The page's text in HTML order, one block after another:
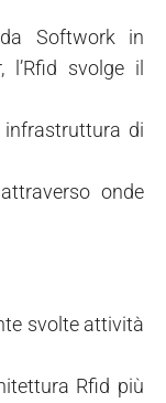
Softwork in
svolge il
infrastruttura di
onde
svolte attività
Rfid più